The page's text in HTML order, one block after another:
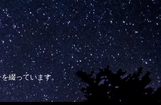
綴っています。